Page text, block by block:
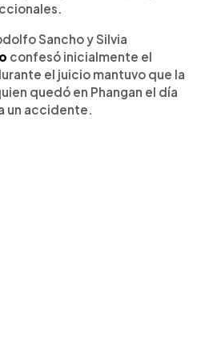
Sancho y Silvia
confesó inicialmente el
el juicio mantuvo que la
quedó en Phangan el día
un accidente.